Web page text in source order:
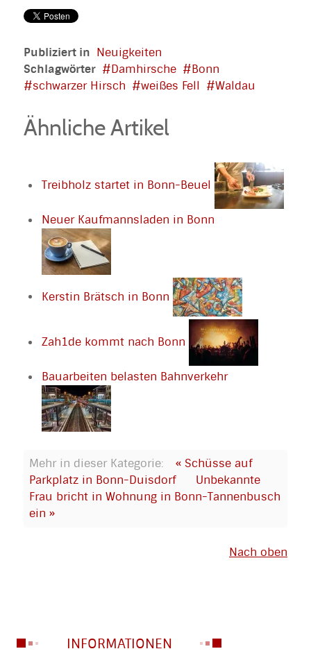
Publiziert in Neuigkeiten
Schlagwörter
Damhirsche
Bonn
schwarzer Hirsch
weißes Fell Waldau
Ähnliche Artikel
Treibholz startet in Bonn-Beuel
Neuer Kaufmannsladen in Bonn
Kerstin Brätsch in Bonn
Zah1de kommt nach Bonn
Bauarbeiten belasten Bahnverkehr
Mehr in dieser Kategorie:
« Schüsse auf
Parkplatz in Bonn-Duisdorf
Unbekannte
Frau bricht in Wohnung in Bonn-Tannenbusch
ein »
Nach oben
INFORMATIONEN